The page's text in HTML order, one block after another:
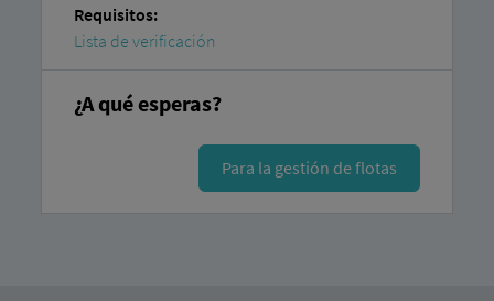
Requisitos:
Lista de verificación
¿A qué esperas?
Para la gestión de flotas